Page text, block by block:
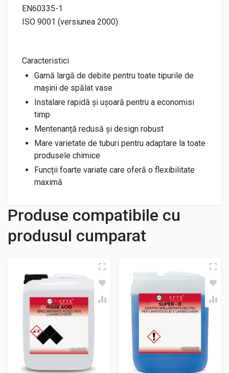
EN60335-1
ISO 9001 (versiunea 2000)
Caracteristici
Gamă largă de debite pentru toate tipurile de
mașini de spălat vase
Instalare rapidă și ușoară pentru a economisi
timp
Mentenanță redusă și design robust
Mare varietate de tuburi pentru adaptare la toate
produsele chimice
Funcții foarte variate care oferă o flexibilitate
maximă
Produse compatibile cu
produsul cumparat